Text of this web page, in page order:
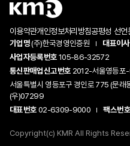
이용약관개인정보처리방침공평성 선언
기업명(주)한국경영인증원 대표이사
사업자등록번호105-86-32572
통신판매업신고번호 2012-서울영등포
서울특별시 영등포구 경인로 775 (문
(우)07299
대표번호02-6309-9000 팩스번호
Copyright(c) KMR All Rights